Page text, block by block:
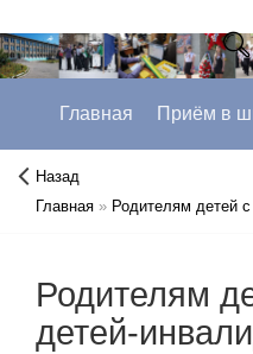
Главная Приём в
Назад
Главная » Родителям детей
Родителям
детей-